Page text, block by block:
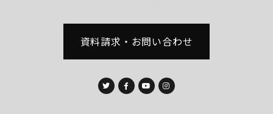
資料請求・お問い合わせ